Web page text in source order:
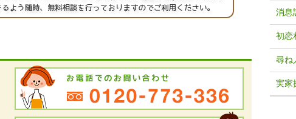
消息
初恋
尋ね
実家